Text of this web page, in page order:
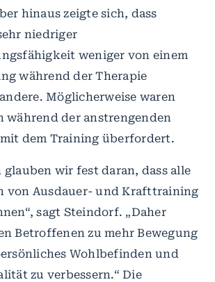
hinaus zeigte sich, dass
niedriger
weniger von einem
während der Therapie
Möglicherweise waren
während der anstrengenden
dem Training überfordert.
glauben wir fest daran, dass alle
von Ausdauer- und Krafttraining
sagt Steindorf. „Daher
Betroffenen zu mehr Bewegung
Wohlbefinden und
zu verbessern.“ Die